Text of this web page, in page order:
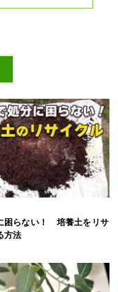
困らない！ 培養土をリサ
方法